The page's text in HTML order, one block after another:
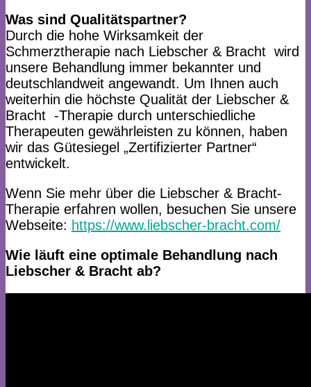
Was sind Qualitätspartner?​ ​
Durch die hohe Wirksamkeit der
Schmerztherapie nach Liebscher & Bracht ​ wird
unsere Behandlung immer bekannter und
deutschlandweit angewandt. Um Ihnen auch
weiterhin die höchste Qualität der ​Liebscher &
Bracht ​ -Therapie durch unterschiedliche
Therapeuten gewährleisten zu können, haben
wir das Gütesiegel „Zertifizierter Partner“
entwickelt.
Wenn Sie mehr über die Liebscher & Bracht-
Therapie erfahren wollen, besuchen Sie unsere
Webseite: ​ https://www.liebscher-bracht.com/
Wie läuft eine optimale Behandlung nach ​
Liebscher & Bracht ​ab?